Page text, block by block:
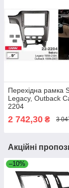
Перехідна рамка
Legacy, Outback
2204
2 742,30 ₴ 3
Акційні
–10%